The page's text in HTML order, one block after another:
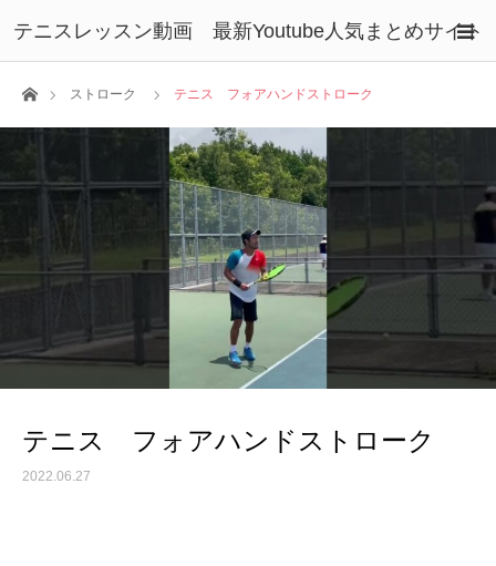
テニスレッスン動画 最新Youtube人気まとめサイト
ホームストローク テニス フォアハンドストローク
テニス フォアハンドストローク
2022.06.27